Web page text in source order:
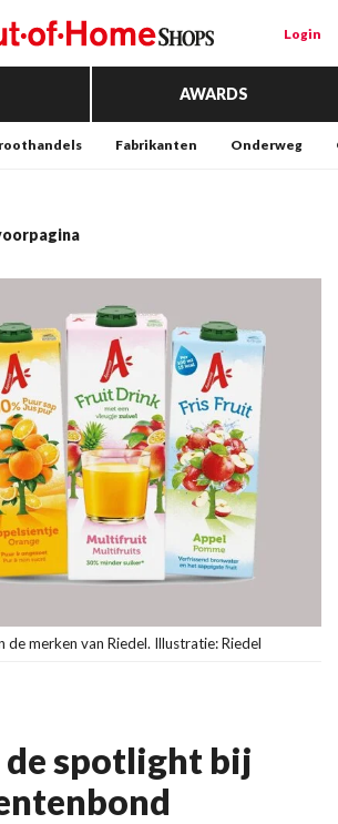
Login
AWARDS
Fabrikanten Onderweg
de merken van Riedel. Illustratie: Riedel
de spotlight bij